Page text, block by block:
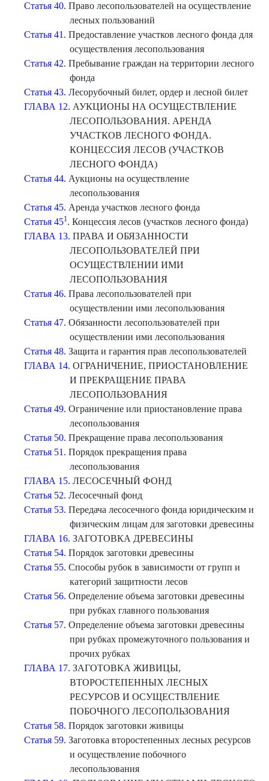
Статья 40. Право лесопользователей на осуществление
лесных пользований
Статья 41. Предоставление участков лесного фонда для
осуществления лесопользования
Статья 42. Пребывание граждан на территории лесного
фонда
Статья 43. Лесорубочный билет, ордер и лесной билет
ГЛАВА 12. АУКЦИОНЫ НА ОСУЩЕСТВЛЕНИЕ
ЛЕСОПОЛЬЗОВАНИЯ. АРЕНДА
УЧАСТКОВ ЛЕСНОГО ФОНДА.
КОНЦЕССИЯ ЛЕСОВ (УЧАСТКОВ
ЛЕСНОГО ФОНДА)
Статья 44. Аукционы на осуществление
лесопользования
Статья 45. Аренда участков лесного фонда
Статья 451. Концессия лесов (участков лесного фонда)
ГЛАВА 13. ПРАВА И ОБЯЗАННОСТИ
ЛЕСОПОЛЬЗОВАТЕЛЕЙ ПРИ
ОСУЩЕСТВЛЕНИИ ИМИ
ЛЕСОПОЛЬЗОВАНИЯ
Статья 46. Права лесопользователей при
осуществлении ими лесопользования
Статья 47. Обязанности лесопользователей при
осуществлении ими лесопользования
Статья 48. Защита и гарантия прав лесопользователей
ГЛАВА 14. ОГРАНИЧЕНИЕ, ПРИОСТАНОВЛЕНИЕ
И ПРЕКРАЩЕНИЕ ПРАВА
ЛЕСОПОЛЬЗОВАНИЯ
Статья 49. Ограничение или приостановление права
лесопользования
Статья 50. Прекращение права лесопользования
Статья 51. Порядок прекращения права
лесопользования
ГЛАВА 15. ЛЕСОСЕЧНЫЙ ФОНД
Статья 52. Лесосечный фонд
Статья 53. Передача лесосечного фонда юридическим и
физическим лицам для заготовки древесины
ГЛАВА 16. ЗАГОТОВКА ДРЕВЕСИНЫ
Статья 54. Порядок заготовки древесины
Статья 55. Способы рубок в зависимости от групп и
категорий защитности лесов
Статья 56. Определение объема заготовки древесины
при рубках главного пользования
Статья 57. Определение объема заготовки древесины
при рубках промежуточного пользования и
прочих рубках
ГЛАВА 17. ЗАГОТОВКА ЖИВИЦЫ,
ВТОРОСТЕПЕННЫХ ЛЕСНЫХ
РЕСУРСОВ И ОСУЩЕСТВЛЕНИЕ
ПОБОЧНОГО ЛЕСОПОЛЬЗОВАНИЯ
Статья 58. Порядок заготовки живицы
Статья 59. Заготовка второстепенных лесных ресурсов
и осуществление побочного
лесопользования